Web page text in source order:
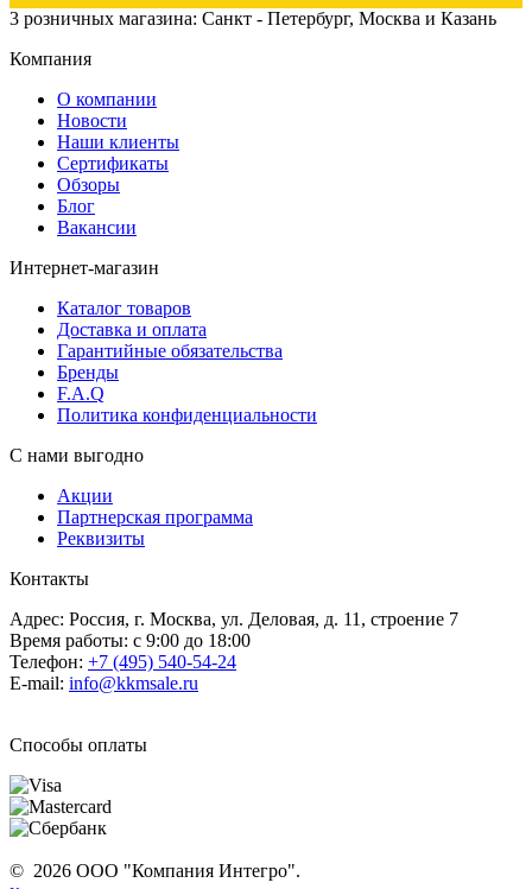
3 розничных магазина: Санкт - Петербург, Москва и Казань
Компания
О компании
Новости
Наши клиенты
Сертификаты
Обзоры
Блог
Вакансии
Интернет-магазин
Каталог товаров
Доставка и оплата
Гарантийные обязательства
Бренды
F.A.Q
Политика конфиденциальности
С нами выгодно
Акции
Партнерская программа
Реквизиты
Контакты
Адрес: Россия, г. Москва, ул. Деловая, д. 11, строение 7
Время работы: с 9:00 до 18:00
Телефон: +7 (495) 540-54-24
E-mail: info@kkmsale.ru
Способы оплаты
© 2026 ООО "Компания Интегро".